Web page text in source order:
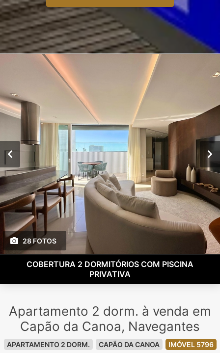
28 FOTOS
COBERTURA 2 DORMITÓRIOS COM PISCINA
PRIVATIVA
Apartamento 2 dorm. à venda em
Capão da Canoa, Navegantes
APARTAMENTO 2 DORM. CAPÃO DA CANOA IMÓVEL 5796